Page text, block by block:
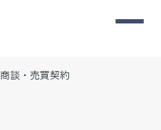
商談・売買契約